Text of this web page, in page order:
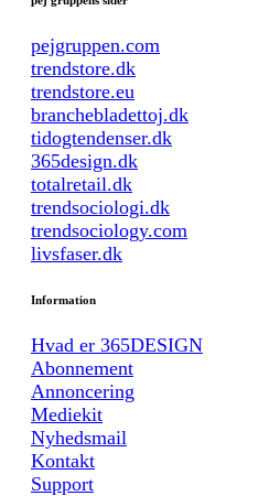
pejgruppen.com
trendstore.dk
trendstore.eu
branchebladettoj.dk
tidogtendenser.dk
365design.dk
totalretail.dk
trendsociologi.dk
trendsociology.com
livsfaser.dk
Information
Hvad er 365DESIGN
Abonnement
Annoncering
Mediekit
Nyhedsmail
Kontakt
Support